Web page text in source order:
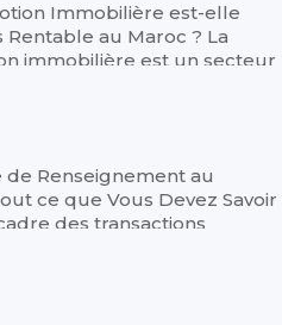
Immobilière est-elle
Rentable au Maroc ? La
immobilière est un secteur
de Renseignement au
ce que Vous Devez Savoir
des transactions